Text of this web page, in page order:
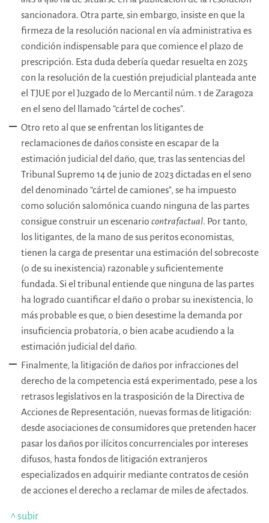
sancionadora. Otra parte, sin embargo, insiste en que la
firmeza de la resolución nacional en vía administrativa es
condición indispensable para que comience el plazo de
prescripción. Esta duda debería quedar resuelta en 2025
con la resolución de la cuestión prejudicial planteada ante
el TJUE por el Juzgado de lo Mercantil núm. 1 de Zaragoza
en el seno del llamado “cártel de coches".
Otro reto al que se enfrentan los litigantes de
reclamaciones de daños consiste en escapar de la
estimación judicial del daño, que, tras las sentencias del
Tribunal Supremo 14 de junio de 2023 dictadas en el seno
del denominado “cártel de camiones", se ha impuesto
como solución salomónica cuando ninguna de las partes
consigue construir un escenario contrafactual. Por tanto,
los litigantes, de la mano de sus peritos economistas,
tienen la carga de presentar una estimación del sobrecoste
(o de su inexistencia) razonable y suficientemente
fundada. Si el tribunal entiende que ninguna de las partes
ha logrado cuantificar el daño o probar su inexistencia, lo
más probable es que, o bien desestime la demanda por
insuficiencia probatoria, o bien acabe acudiendo a la
estimación judicial del daño.
Finalmente, la litigación de daños por infracciones del
derecho de la competencia está experimentado, pese a los
retrasos legislativos en la trasposición de la Directiva de
Acciones de Representación, nuevas formas de litigación:
desde asociaciones de consumidores que pretenden hacer
pasar los daños por ilícitos concurrenciales por intereses
difusos, hasta fondos de litigación extranjeros
especializados en adquirir mediante contratos de cesión
de acciones el derecho a reclamar de miles de afectados.
^ subir